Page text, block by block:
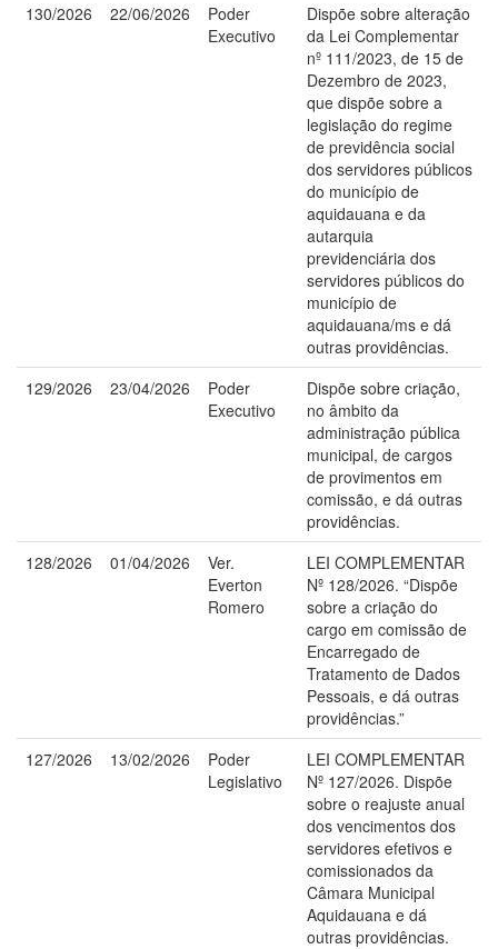
130/2026
22/06/2026
Poder
Executivo
Dispõe sobre alteração
da Lei Complementar
nº 111/2023, de 15 de
Dezembro de 2023,
que dispõe sobre a
legislação do regime
de previdência social
dos servidores públicos
do município de
aquidauana e da
autarquia
previdenciária dos
servidores públicos do
município de
aquidauana/ms e dá
outras providências.
129/2026
23/04/2026
Poder
Executivo
Dispõe sobre criação,
no âmbito da
administração pública
municipal, de cargos
de provimentos em
comissão, e dá outras
providências.
128/2026
01/04/2026
Ver.
Everton
Romero
LEI COMPLEMENTAR
Nº 128/2026. “Dispõe
sobre a criação do
cargo em comissão de
Encarregado de
Tratamento de Dados
Pessoais, e dá outras
providências.”
127/2026
13/02/2026
Poder
Legislativo
LEI COMPLEMENTAR
Nº 127/2026. Dispõe
sobre o reajuste anual
dos vencimentos dos
servidores efetivos e
comissionados da
Câmara Municipal
Aquidauana e dá
outras providências.